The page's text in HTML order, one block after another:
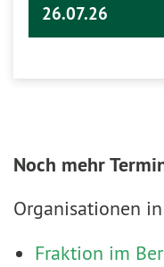
26.07.26
Noch mehr
Organisationen
Fraktion im